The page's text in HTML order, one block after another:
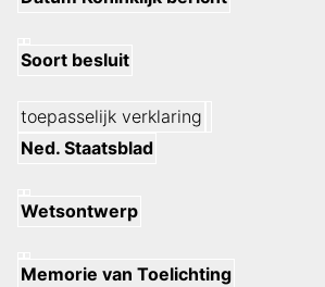
Soort besluit
toepasselijk verklaring
Ned. Staatsblad
Wetsontwerp
Memorie van Toelichting